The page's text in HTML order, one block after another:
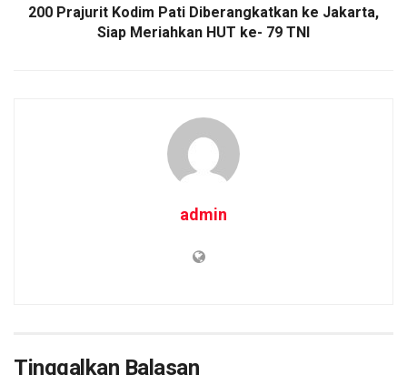
200 Prajurit Kodim Pati Diberangkatkan ke Jakarta,
Siap Meriahkan HUT ke- 79 TNI
admin
Tinggalkan Balasan